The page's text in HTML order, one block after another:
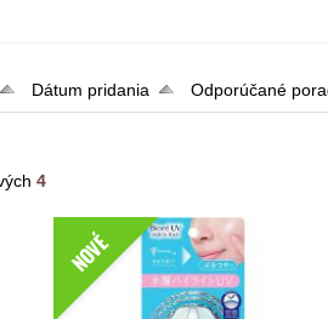
Dátum pridania Odporúčané
4
NOVÉ